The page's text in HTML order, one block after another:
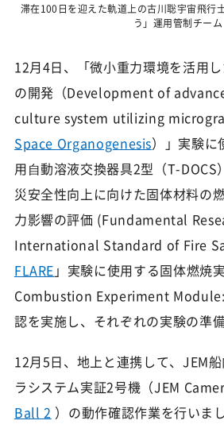
滞在100日を迎えた軌道上の古川聡宇宙飛行
う」運用管制チーム
12月4日、「微小重力環境を活用
の開発（Development of
culture system utilizing
Space Organogenesis）」実験に
用⾃動溶液交換器具2型（T-DOCS
災安全性向上に向けた固体材料の
力影響の評価 (Fundamental
International Standard of Fire
FLARE 」実験に使用する固体燃焼
Combustion Experiment Module:
認を実施し、それぞれの実験の準
12月5日、地上と連携して、JEM
ラシステム実証2号機（JEM
Ball 2 ）の動作確認作業を行いまし